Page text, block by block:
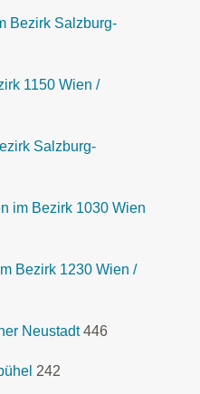
Bezirk Salzburg-
1150 Wien /
Salzburg-
im Bezirk 1030 Wien
Bezirk 1230 Wien /
Neustadt 446
242